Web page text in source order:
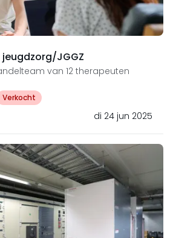
JGGZ
van 12 therapeuten
Verkocht
di 24 jun 2025